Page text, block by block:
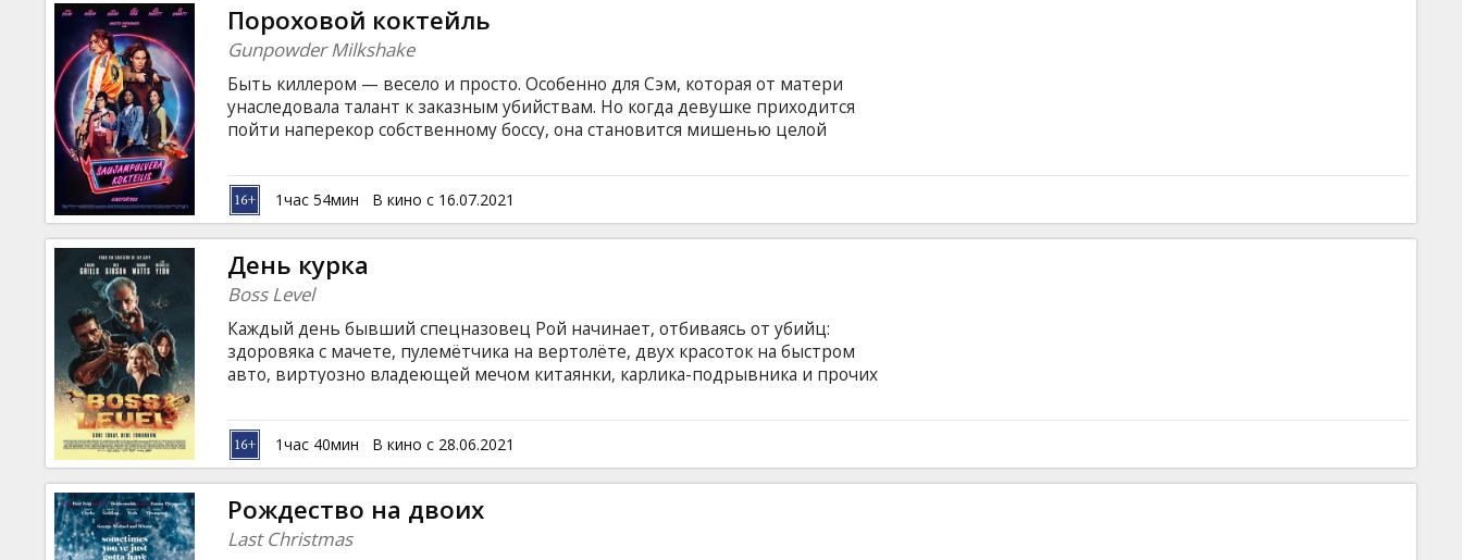
Пороховой коктейль
Gunpowder Milkshake
Быть киллером — весело и просто. Особенно для Сэм, которая от матери
унаследовала талант к заказным убийствам. Но когда девушке приходится
пойти наперекор собственному боссу, она становится мишенью целой
помочь угостить недоброжелателей своим фирменным «пороховым
коктейлем». Фильм на английском языке с субтитрами на латышском и
русском языках.
1час 54мин В кино с 16.07.2021
День курка
Boss Level
Каждый день бывший спецназовец Рой начинает, отбиваясь от убийц:
здоровяка с мачете, пулемётчика на вертолёте, двух красоток на быстром
авто, виртуозно владеющей мечом китаянки, карлика-подрывника и прочих
том же дне. Однажды он узнаёт, что его бывшая девушка, которая
занималась секретными разработками, мертва. Рой решает докопаться до
причин её смерти, как ему самому выбраться из этой невыносимой
временной петли. Фильм на английском языке с субтитрами на латышском и
русском языках.
1час 40мин В кино с 28.06.2021
Рождество на двоих
Last Christmas